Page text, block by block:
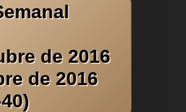
de 2016
de 2016